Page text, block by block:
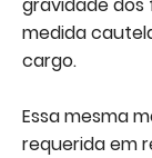
medida
cargo.
Essa mesma
requerida em